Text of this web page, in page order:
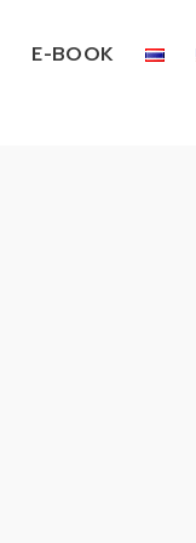
E-BOOK